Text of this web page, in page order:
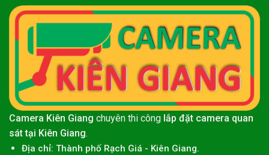
Camera Kiên Giang chuyên thi công lắp đặt camera quan
sát tại Kiên Giang.
Địa chỉ: Thành phố Rạch Giá - Kiên Giang.